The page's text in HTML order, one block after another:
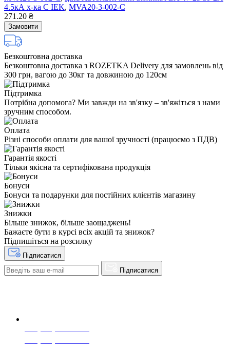
4.5кА х-ка C IEK, MVA20-3-002-C
271.20 ₴
Замовити
Безкоштовна доставка
Безкоштовна доставка з ROZETKA Delivery для замовлень від
300 грн, вагою до 30кг та довжиною до 120см
Підтримка
Потрібна допомога? Ми завжди на зв'язку – зв'яжіться з нами
зручним способом.
Оплата
Різні способи оплати для вашої зручності (працюємо з ПДВ)
Гарантія якості
Тільки якісна та сертифікована продукція
Бонуси
Бонуси та подарунки для постійних клієнтів магазину
Знижки
Більше знижок, більше заощаджень!
Бажаєте бути в курсі всіх акцій та знижок?
Підпишіться на розсилку
Підписатися
Підписатися